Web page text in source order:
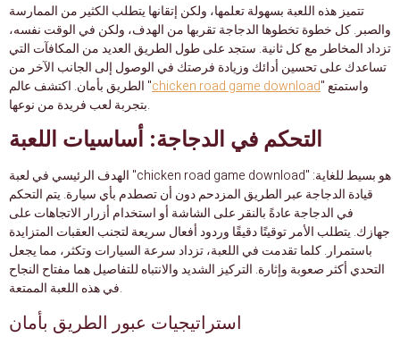
تتميز هذه اللعبة بسهولة تعلمها، ولكن إتقانها يتطلب الكثير من الممارسة
والصبر. كل خطوة تخطوها الدجاجة تقربها من الهدف، ولكن في الوقت نفسه،
تزداد المخاطر مع كل ثانية. ستجد على طول الطريق العديد من المكافآت التي
تساعدك على تحسين أدائك وزيادة فرصتك في الوصول إلى الجانب الآخر من
الطريق بأمان. اكتشف عالم "chicken road game download" واستمتع
بتجربة لعب فريدة من نوعها.
التحكم في الدجاجة: أساسيات اللعبة
الهدف الرئيسي في لعبة "chicken road game download" هو بسيط للغاية:
قيادة الدجاجة عبر الطريق المزدحم دون أن تصطدم بأي سيارة. يتم التحكم
في الدجاجة عادةً بالنقر على الشاشة أو استخدام أزرار الاتجاهات على
جهازك. يتطلب الأمر توقيتًا دقيقًا وردود أفعال سريعة لتجنب العقبات المتزايدة
باستمرار. كلما تقدمت في اللعبة، تزداد سرعة السيارات وتكثر، مما يجعل
التحدي أكثر صعوبة وإثارة. التركيز الشديد والانتباه للتفاصيل هما مفتاح النجاح
في هذه اللعبة الممتعة.
استراتيجيات عبور الطريق بأمان